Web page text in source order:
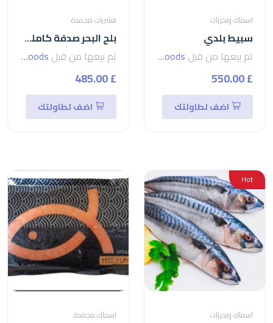
اسماك وبحريات
سبيط بلدي
تم بيعها من قبل seven foods
£ 550.00
اضف لطاولتك
قشريات مجمدة
بلح البحر صدفة كاملة sea
تم بيعها من قبل seven foods
£ 485.00
اضف لطاولتك
Hot
اسماك وبحريات اسماك مجمدة